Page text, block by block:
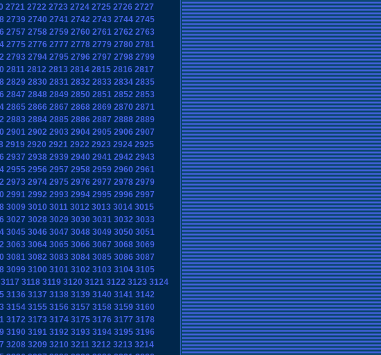
2721 2722 2723 2724 2725 2726 2727
2739 2740 2741 2742 2743 2744 2745
2757 2758 2759 2760 2761 2762 2763
2775 2776 2777 2778 2779 2780 2781
2793 2794 2795 2796 2797 2798 2799
2811 2812 2813 2814 2815 2816 2817
2829 2830 2831 2832 2833 2834 2835
2847 2848 2849 2850 2851 2852 2853
2865 2866 2867 2868 2869 2870 2871
2883 2884 2885 2886 2887 2888 2889
2901 2902 2903 2904 2905 2906 2907
2919 2920 2921 2922 2923 2924 2925
2937 2938 2939 2940 2941 2942 2943
2955 2956 2957 2958 2959 2960 2961
2973 2974 2975 2976 2977 2978 2979
2991 2992 2993 2994 2995 2996 2997
3009 3010 3011 3012 3013 3014 3015
3027 3028 3029 3030 3031 3032 3033
3045 3046 3047 3048 3049 3050 3051
3063 3064 3065 3066 3067 3068 3069
3081 3082 3083 3084 3085 3086 3087
3099 3100 3101 3102 3103 3104 3105
3117 3118 3119 3120 3121 3122 3123 3124
3136 3137 3138 3139 3140 3141 3142
3154 3155 3156 3157 3158 3159 3160
3172 3173 3174 3175 3176 3177 3178
3190 3191 3192 3193 3194 3195 3196
3208 3209 3210 3211 3212 3213 3214